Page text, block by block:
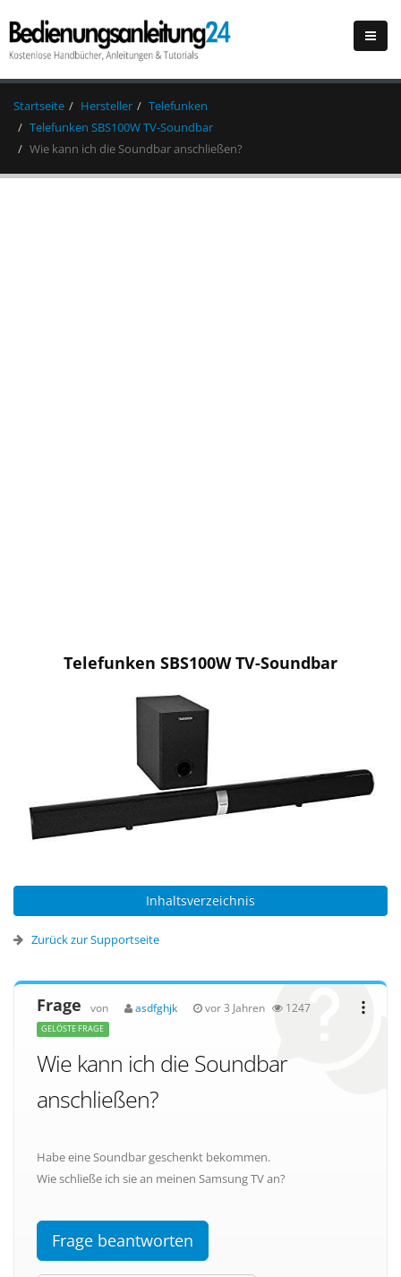
Startseite Hersteller
Telefunken
Telefunken SBS100W TV-Soundbar
Wie kann ich die Soundbar anschließen?
Telefunken SBS100W TV-Soundbar
Inhaltsverzeichnis
Zurück zur Supportseite
Frage von asdfghjk vor 3 Jahren 1247
GELÖSTE FRAGE
Wie kann ich die Soundbar
anschließen?
Habe eine Soundbar geschenkt bekommen.
Wie schließe ich sie an meinen Samsung TV an?
Frage beantworten